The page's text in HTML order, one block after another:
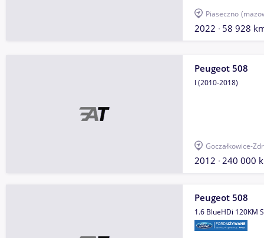
Piaseczno
2022 58 928
Peugeot 508
I (2010-2018)
Goczałkowice-
2012 240 000
Peugeot 508
1.6 BlueHDi 120KM